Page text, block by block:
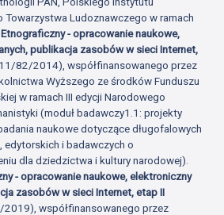
Ludoznawczego w ramach
- opracowanie naukowe,
publikacja zasobów w sieci Internet,
82/2014), współfinansowanego przez
Wyższego ze środków Funduszu
w ramach III edycji Narodowego
(moduł badawczy1.1: projekty
naukowe dotyczące długofalowych
edytorskich i badawczych o
dla dziedzictwa i kultury narodowej).
- opracowanie naukowe, elektroniczny
zasobów w sieci Internet, etap II
współfinansowanego przez